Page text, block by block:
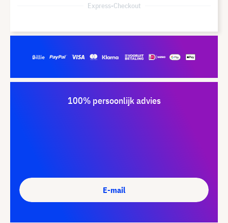
Express-Checkout
100% persoonlijk advies
E-mail